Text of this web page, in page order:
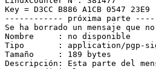
Key = D3CC B886 A1CB 0547 23E9
------------ próxima parte
Se ha borrado un mensaje que
Nombre     : no disponible
Tipo       : application/pgp-
Tamaño     : 189 bytes
Descripción: Esta parte del